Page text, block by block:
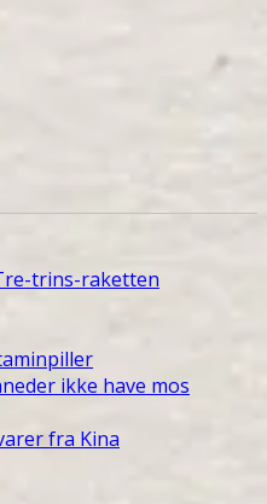
trins-raketten
ikke have mos
fra Kina